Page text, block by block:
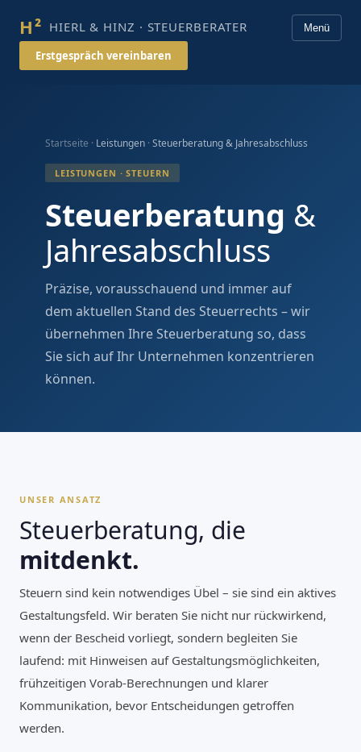
H² HIERL & HINZ · STEUERBERATER Menü
Erstgespräch vereinbaren
Startseite · Leistungen · Steuerberatung & Jahresabschluss
LEISTUNGEN · STEUERN
Steuerberatung &
Jahresabschluss
Präzise, vorausschauend und immer auf
dem aktuellen Stand des Steuerrechts – wir
übernehmen Ihre Steuerberatung so, dass
Sie sich auf Ihr Unternehmen konzentrieren
können.
UNSER ANSATZ
Steuerberatung, die
mitdenkt.
Steuern sind kein notwendiges Übel – sie sind ein aktives
Gestaltungsfeld. Wir beraten Sie nicht nur rückwirkend,
wenn der Bescheid vorliegt, sondern begleiten Sie
laufend: mit Hinweisen auf Gestaltungsmöglichkeiten,
frühzeitigen Vorab-Berechnungen und klarer
Kommunikation, bevor Entscheidungen getroffen
werden.